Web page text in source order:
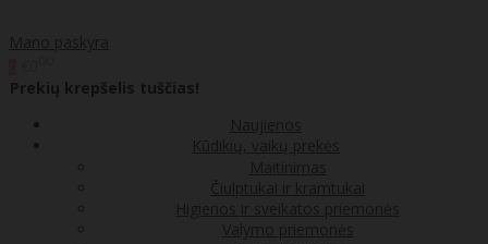
Mano paskyra
Prekių krepšelis tuščias!
Naujienos
Kūdikių, vaikų prekės
Maitinimas
Čiulptukai ir kramtukai
Higienos ir sveikatos priemonės
Valymo priemonės